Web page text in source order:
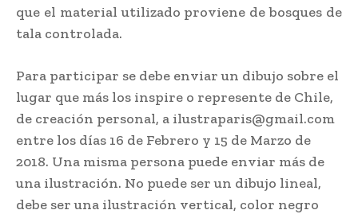
que el material utilizado proviene de bosques de
tala controlada.
Para participar se debe enviar un dibujo sobre el
lugar que más los inspire o represente de Chile,
de creación personal, a ilustraparis@gmail.com
entre los días 16 de Febrero y 15 de Marzo de
2018. Una misma persona puede enviar más de
una ilustración. No puede ser un dibujo lineal,
debe ser una ilustración vertical, color negro